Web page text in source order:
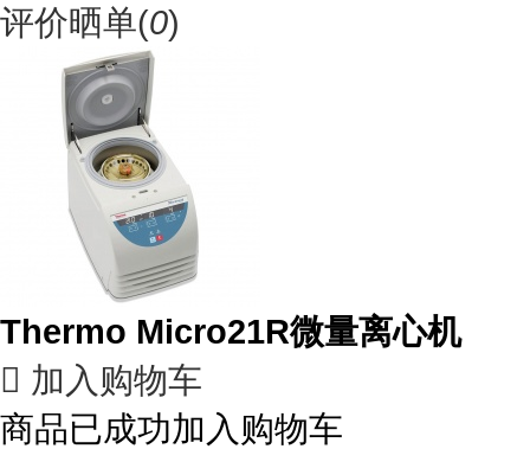
评价晒单(0)
Thermo Micro21R微量离心机
 加入购物车
商品已成功加入购物车